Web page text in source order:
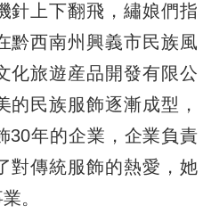
上下翻飛，繡娘們指
黔西南州興義市民族風
化旅遊産品開發有限公
的民族服飾逐漸成型，
30年的企業，企業負責
對傳統服飾的熱愛，她
。